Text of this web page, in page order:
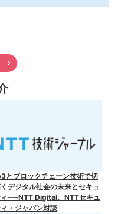
とブロックチェーン技術で切
くデジタル社会の未来とセキュ
ィ──NTT Digital、NTTセキュ
ィ・ジャパン対談